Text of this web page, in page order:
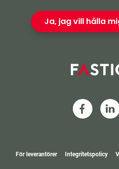
Ja, jag vill hålla
För leverantörer Integritetspolicy